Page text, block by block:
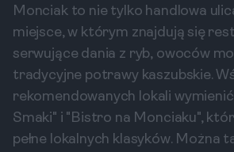
Monciak to nie tylko handlowa
miejsce, w którym znajdują się
serwujące dania z ryb, owoców
tradycyjne potrawy kaszubskie.
rekomendowanych lokali
Smaki" i "Bistro na Monciaku",
pełne lokalnych klasyków. Można